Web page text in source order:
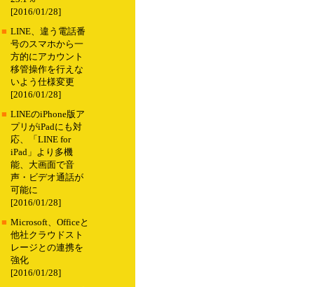
[2016/01/28]
■ LINE、違う電話番
号のスマホから一
方的にアカウント
移管操作を行えな
いよう仕様変更
[2016/01/28]
■ LINEのiPhone版ア
プリがiPadにも対
応、「LINE for
iPad」より多機
能、大画面で音
声・ビデオ通話が
可能に
[2016/01/28]
■ Microsoft、Officeと
他社クラウドスト
レージとの連携を
強化
[2016/01/28]